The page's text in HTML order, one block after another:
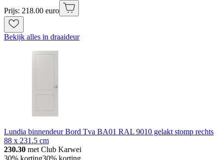
Prijs: 218.00 euro
Bekijk alles in draaideur
Lundia binnendeur Bord Tva BA01 RAL 9010 gelakt stomp rechts
88 x 231.5 cm
230.30 met Club Karwei
30% korting30% korting